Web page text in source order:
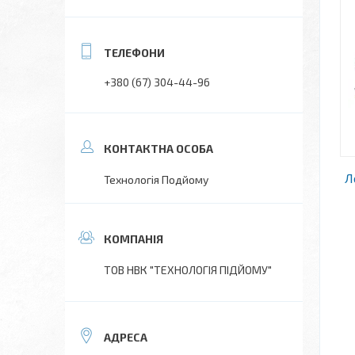
+380 (67) 304-44-96
Технологія Подйому
ТОВ НВК "ТЕХНОЛОГІЯ ПІДЙОМУ"